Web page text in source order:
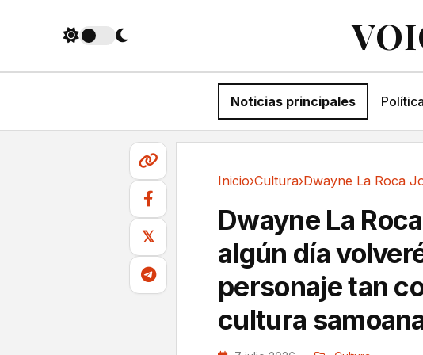
Noticias principales Política
𝕏
Inicio›Cultura›
Dwayne La
algún día
personaje tan
cultura